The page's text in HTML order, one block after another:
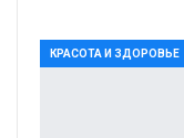
КРАСОТА И ЗДОРОВЬЕ